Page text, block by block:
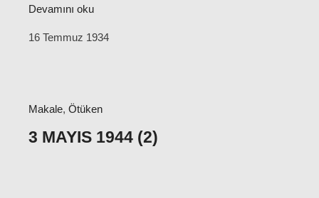
Devamını oku
16 Temmuz 1934
Makale, Ötüken
3 MAYIS 1944 (2)